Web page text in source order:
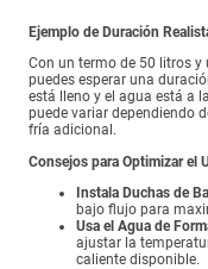
Ejemplo de Duración
Con un termo de 50 litros
puedes esperar una
está lleno y el agua está a
puede variar dependiendo
fría adicional.
Consejos para Optimizar el
Instala Duchas de
bajo flujo para
Usa el Agua de
ajustar la
caliente disponible.